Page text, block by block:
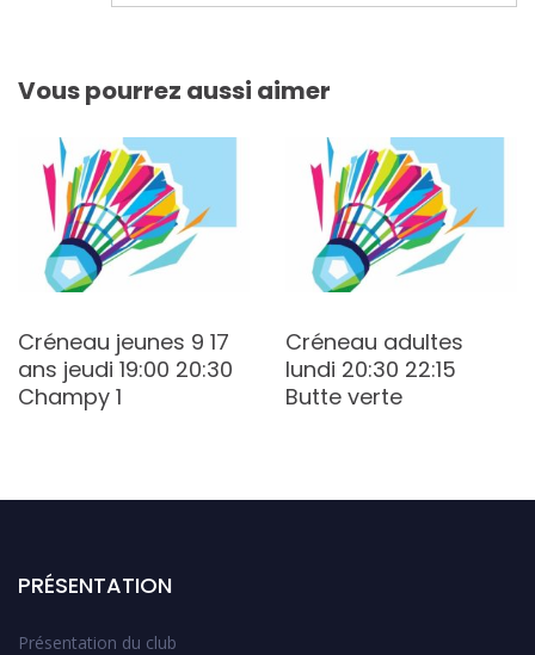
Vous pourrez aussi aimer
Créneau jeunes 9 17
ans jeudi 19:00 20:30
Champy 1
Créneau adultes
lundi 20:30 22:15
Butte verte
PRÉSENTATION
Présentation du club